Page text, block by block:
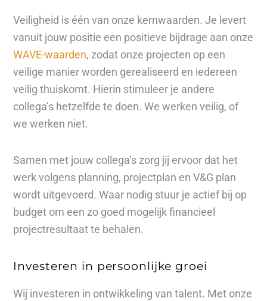
Veiligheid is één van onze kernwaarden. Je levert
vanuit jouw positie een positieve bijdrage aan onze
WAVE-waarden, zodat onze projecten op een
veilige manier worden gerealiseerd en iedereen
veilig thuiskomt. Hierin stimuleer je andere
collega’s hetzelfde te doen. We werken veilig, of
we werken niet.
Samen met jouw collega’s zorg jij ervoor dat het
werk volgens planning, projectplan en V&G plan
wordt uitgevoerd. Waar nodig stuur je actief bij op
budget om een zo goed mogelijk financieel
projectresultaat te behalen.
Investeren in persoonlijke groei
Wij investeren in ontwikkeling van talent. Met onze